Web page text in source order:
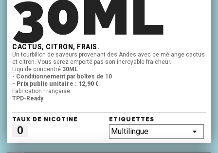
30ML
CACTUS, CITRON, FRAIS.
Un tourbillon de saveurs provenant des Andes avec ce mélange cactus
et citron. Vous serez emporté pas son incroyable fraicheur.
Liquide concentré 30ML
- Conditionnement par boîtes de 10
- Prix public unitaire : 12,90 €
Fabrication Française.
TPD-Ready
TAUX DE NICOTINE
0
ETIQUETTES